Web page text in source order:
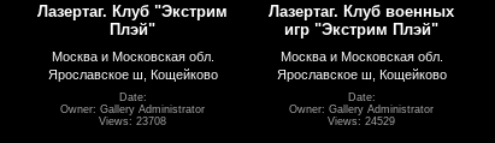
Лазертаг. Клуб "Экстрим
Плэй"
Москва и Московская обл.
Ярославское ш, Кощейково
Date:
Owner: Gallery Administrator
Views: 23708
Лазертаг. Клуб военных
игр "Экстрим Плэй"
Москва и Московская обл.
Ярославское ш, Кощейково
Date:
Owner: Gallery Administrator
Views: 24529